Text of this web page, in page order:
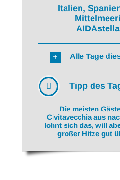
Italien,
Alle Tage
Tipp des
Die meisten
Civitavecchia aus
lohnt sich das, will
großer Hitze gut